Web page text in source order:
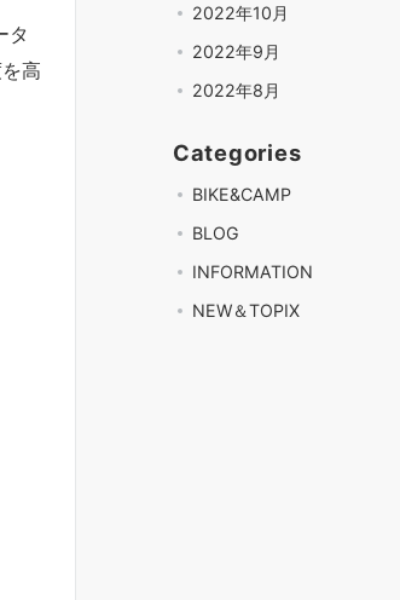
タ
高
2022年10月
2022年9月
2022年8月
Categories
BIKE&CAMP
BLOG
INFORMATION
NEW＆TOPIX